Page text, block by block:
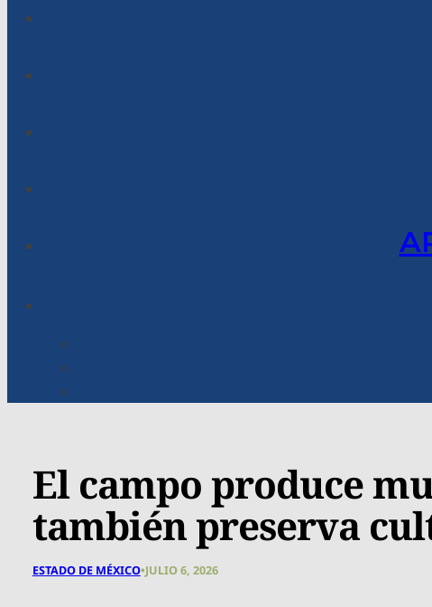
El campo produce
también preserva
ESTADO DE MÉXICO•JULIO 6, 2026